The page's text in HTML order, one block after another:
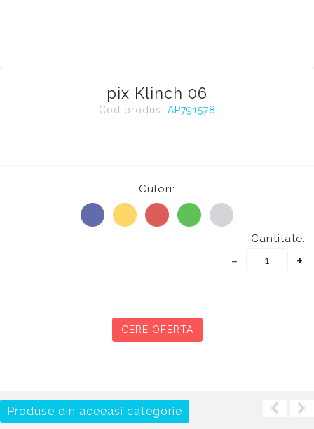
pix Klinch 06
Cod produs: AP791578
Culori:
Cantitate:
- +
CERE OFERTA
Produse din aceeasi categorie